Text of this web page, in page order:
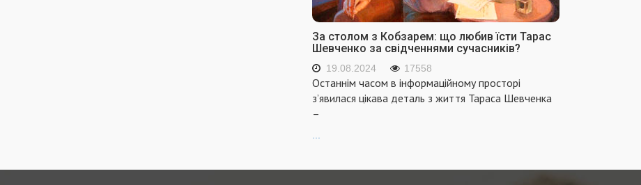
За столом з Кобзарем: що любив їсти Тарас
Шевченко за свідченнями сучасників?
19.08.2024 17558
Останнім часом в інформаційному просторі
з’явилася цікава деталь з життя Тараса Шевченка
–
...